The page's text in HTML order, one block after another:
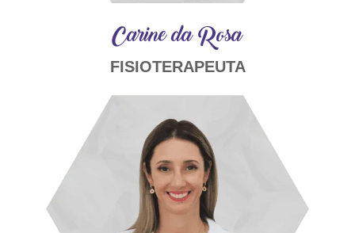
Carine da Rosa
FISIOTERAPEUTA